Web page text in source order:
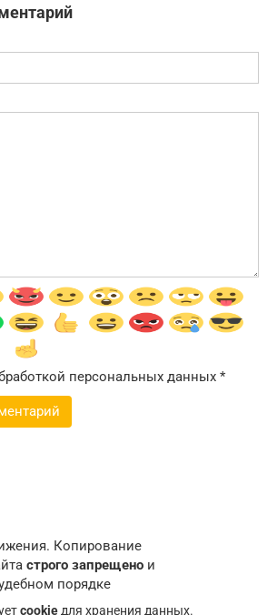
персональных данных *
Копирование
строго запрещено и
порядке
cookieдля хранения данных.